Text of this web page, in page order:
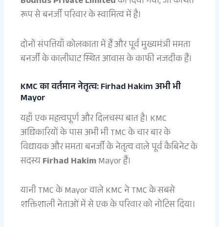
रूप से बनर्जी परिवार के स्वामित्व में है।
दोनों संपत्तियाँ कोलकाता में हैं और पूर्व मुख्यमंत्री ममता
बनर्जी के कालीघाट स्थित आवास के काफी नजदीक हैं।
KMC का वर्तमान नेतृत्व: Firhad Hakim अभी भी
Mayor
यहाँ एक महत्वपूर्ण और दिलचस्प बात है। KMC
अधिकारियों के पास अभी भी TMC के चार बार के
विधायक और ममता बनर्जी के नेतृत्व वाले पूर्व कैबिनेट के
सदस्यFirhad HakimMayor हैं।
यानी TMC के Mayor वाले KMC ने TMC के सबसे
शक्तिशाली नेताओं में से एक के परिवार को नोटिस दिया।